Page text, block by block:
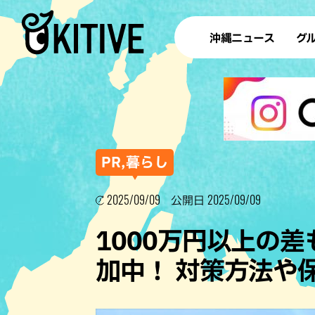
沖縄ニュース グ
ラ
テイ
すし
ステー
その他
PR,暮らし
2025/09/09 公開日 2025/09/09
1000万円以上の差
加中！ 対策方法や